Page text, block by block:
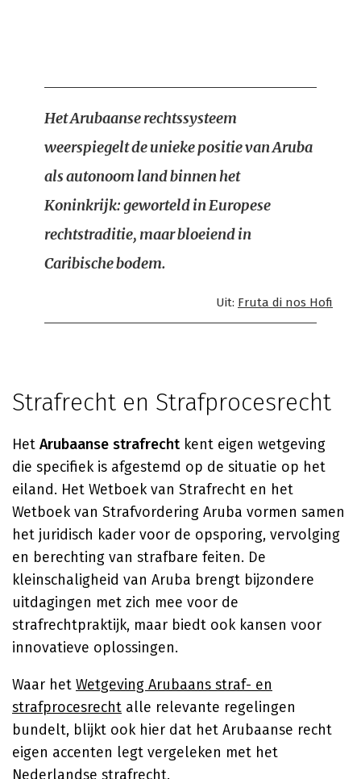
Het Arubaanse rechtssysteem
weerspiegelt de unieke positie van Aruba
als autonoom land binnen het
Koninkrijk: geworteld in Europese
rechtstraditie, maar bloeiend in
Caribische bodem.
Uit: Fruta di nos Hofi
Strafrecht en Strafprocesrecht
Het Arubaanse strafrecht kent eigen wetgeving
die specifiek is afgestemd op de situatie op het
eiland. Het Wetboek van Strafrecht en het
Wetboek van Strafvordering Aruba vormen samen
het juridisch kader voor de opsporing, vervolging
en berechting van strafbare feiten. De
kleinschaligheid van Aruba brengt bijzondere
uitdagingen met zich mee voor de
strafrechtpraktijk, maar biedt ook kansen voor
innovatieve oplossingen.
Waar het Wetgeving Arubaans straf- en
strafprocesrecht alle relevante regelingen
bundelt, blijkt ook hier dat het Arubaanse recht
eigen accenten legt vergeleken met het
Nederlandse strafrecht.